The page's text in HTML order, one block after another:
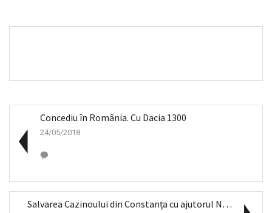
Concediu în România. Cu Dacia 1300
24/05/2018
Salvarea Cazinoului din Constanța cu ajutorul NEVE...